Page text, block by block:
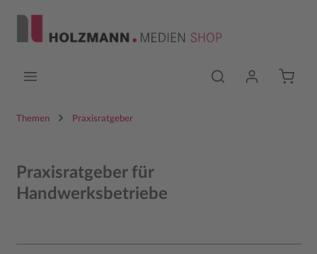
Themen Praxisratgeber
Praxisratgeber für
Handwerksbetriebe